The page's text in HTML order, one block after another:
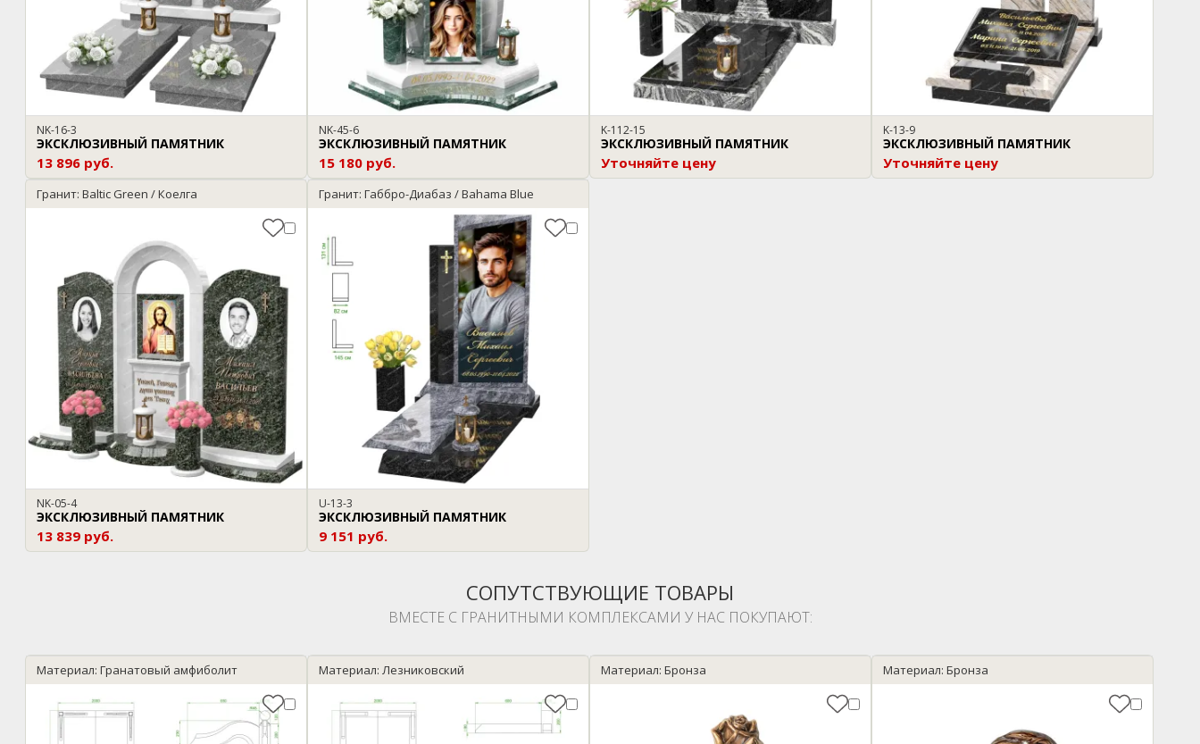
NK-16-3
ЭКСКЛЮЗИВНЫЙ ПАМЯТНИК
13 896 руб.
NK-45-6
ЭКСКЛЮЗИВНЫЙ ПАМЯТНИК
15 180 руб.
K-112-15
ЭКСКЛЮЗИВНЫЙ ПАМЯТНИК
Уточняйте цену
K-13-9
ЭКСКЛЮЗИВНЫЙ ПАМЯТНИК
Уточняйте цену
Гранит: Baltic Green / Коелга
NK-05-4
ЭКСКЛЮЗИВНЫЙ ПАМЯТНИК
13 839 руб.
Гранит: Габбро-Диабаз / Bahama Blue
U-13-3
ЭКСКЛЮЗИВНЫЙ ПАМЯТНИК
9 151 руб.
СОПУТСТВУЮЩИЕ ТОВАРЫ
ВМЕСТЕ С ГРАНИТНЫМИ КОМПЛЕКСАМИ У НАС ПОКУПАЮТ:
Материал: Гранатовый амфиболит Материал: Лезниковский Материал: Бронза Материал: Бронза